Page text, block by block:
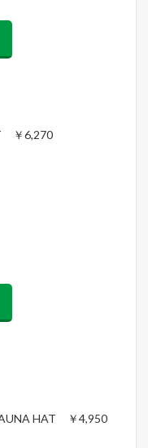
￥6,270
HAT ￥4,950